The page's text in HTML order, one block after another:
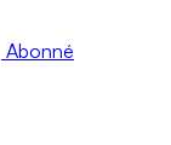
Abonné